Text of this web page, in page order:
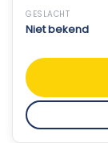
GESLACHT
Niet bekend